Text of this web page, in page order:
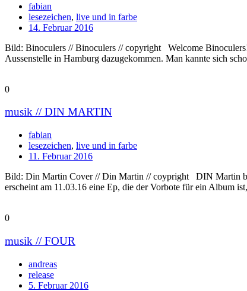
fabian
lesezeichen, live und in farbe
14. Februar 2016
Bild: Binoculers // Binoculers // copyright Welcome
Aussenstelle in Hamburg dazugekommen. Man kannte sich
0
musik // DIN MARTIN
fabian
lesezeichen, live und in farbe
11. Februar 2016
Bild: Din Martin Cover // Din Martin // coypright DIN Martin
erscheint am 11.03.16 eine Ep, die der Vorbote für ein Album
0
musik // FOUR
andreas
release
5. Februar 2016